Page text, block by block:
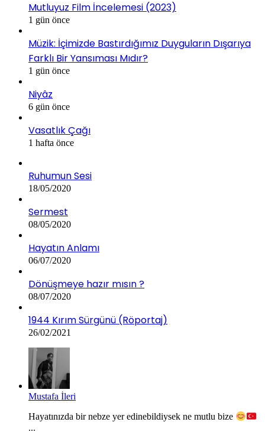
Mutluyuz Film İncelemesi (2023)
1 gün önce
Müzik: İçimizde Bastırdığımız Duyguların Dışarıya
Farklı Bir Yansıması Mıdır?
1 gün önce
Niyâz
6 gün önce
Vasatlık Çağı
1 hafta önce
Ruhumun Sesi
18/05/2020
Sermest
08/05/2020
Hayatın Anlamı
06/07/2020
Dönüşmeye hazır mısın ?
08/07/2020
1944 Kırım Sürgünü (Röportaj)
26/02/2021
Mustafa İleri
Hayatınızda bir nebze yer edinebildiysek ne mutlu bize
...